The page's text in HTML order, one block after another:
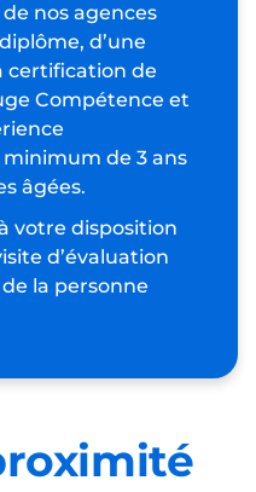
de l’aide à
âgées
haut de
disponibles 7
24.
d’une
Compétence et